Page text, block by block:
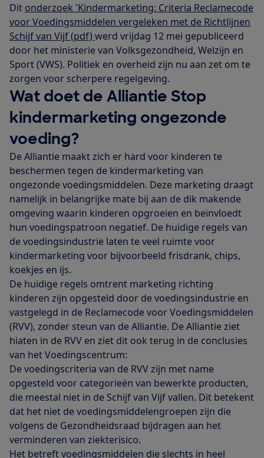
Dit onderzoek 'Kindermarketing: Criteria Reclamecode
voor Voedingsmiddelen vergeleken met de Richtlijnen
Schijf van Vijf (pdf) werd vrijdag 12 mei gepubliceerd
door het ministerie van Volksgezondheid, Welzijn en
Sport (VWS). Politiek en overheid zijn nu aan zet om te
zorgen voor scherpere regelgeving.
Wat doet de Alliantie Stop
kindermarketing ongezonde
voeding?
De Alliantie maakt zich er hard voor kinderen te
beschermen tegen de kindermarketing van
ongezonde voedingsmiddelen. Deze marketing draagt
namelijk in belangrijke mate bij aan de dik makende
omgeving waarin kinderen opgroeien en beïnvloedt
hun voedingspatroon negatief. De huidige regels van
de voedingsindustrie laten te veel ruimte voor
kindermarketing voor bijvoorbeeld frisdrank, chips,
koekjes en ijs.
De huidige regels omtrent marketing richting
kinderen zijn opgesteld door de voedingsindustrie en
vastgelegd in de Reclamecode voor Voedingsmiddelen
(RVV), zonder steun van de Alliantie. De Alliantie ziet
hiaten in de RVV en ziet dit ook terug in de conclusies
van het Voedingscentrum:
De voedingscriteria van de RVV zijn met name
opgesteld voor categorieën van bewerkte producten,
die meestal niet in de Schijf van Vijf vallen. Dit betekent
dat het niet de voedingsmiddelengroepen zijn die
volgens de Gezondheidsraad bijdragen aan het
verminderen van ziekterisico.
Het betreft voedingsmiddelen die slechts in heel